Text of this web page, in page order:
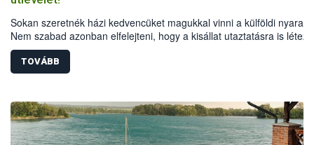
Sokan szeretnék házi kedvencüket magukkal vinni a külföldi
Nem szabad azonban elfelejteni, hogy a kisállat utaztatásra is
egységes Európai Uniós szabályok, a különböző országok pedig
speciális feltételeket is előírhatnak. A Nemzeti Élelmiszerlánc-
Hivatal összegyűjtötte a legfontosabb tudnivalókat a kutyák,
TOVÁBB